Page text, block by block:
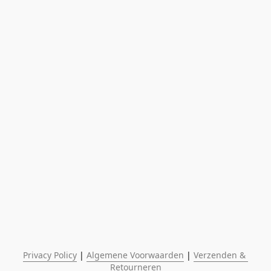
Privacy Policy | Algemene Voorwaarden | Verzenden &
Retourneren